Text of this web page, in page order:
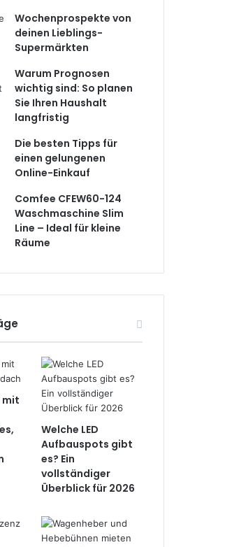
Wochenprospekte von
deinen Lieblings-
Supermärkten
Warum Prognosen
wichtig sind: So planen
Sie Ihren Haushalt
langfristig
Die besten Tipps für
einen gelungenen
Online-Einkauf
Comfee CFEW60-124
Waschmaschine Slim
Line – Ideal für kleine
Räume
mit
Welche LED
Aufbauspots gibt
es? Ein
vollständiger
Überblick für 2026